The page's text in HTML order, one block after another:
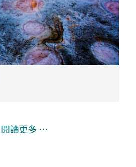
閱讀更多 ⋯